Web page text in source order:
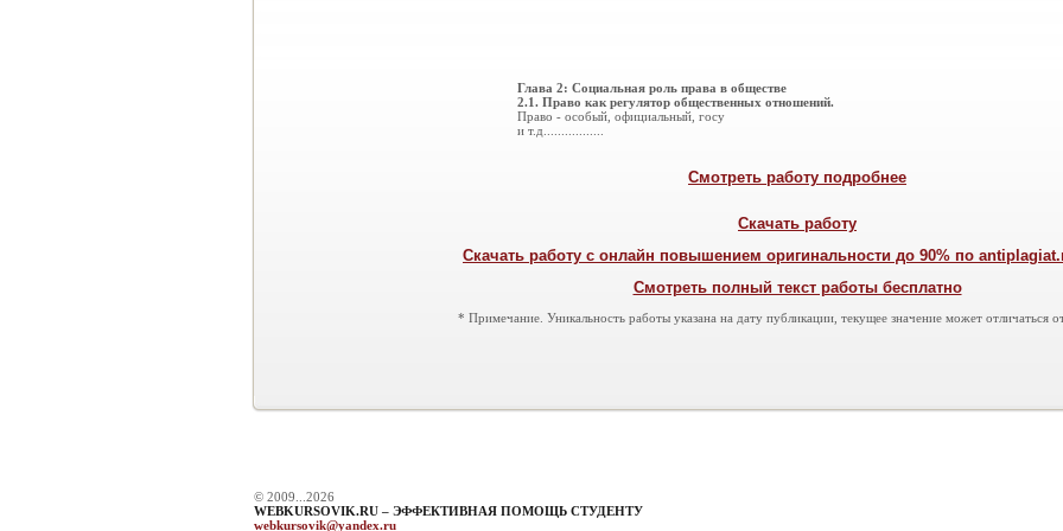
Глава 2: Социальная роль права в обществе
2.1. Право как регулятор общественных отношений.
Право - особый, официальный, госу
и т.д.................
Смотреть работу подробнее
Скачать работу
Скачать работу с онлайн повышением оригинальности до 90% по
Смотреть полный текст работы бесплатно
* Примечание. Уникальность работы указана на дату публикации, текущее значение может отличаться от
© 2009...2026
WEBKURSOVIK.RU – ЭФФЕКТИВНАЯ ПОМОЩЬ СТУДЕНТУ
webkursovik@yandex.ru